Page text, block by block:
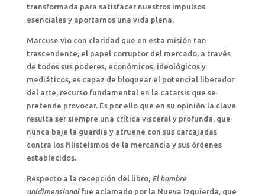
transformada para satisfacer nuestros impulsos
esenciales y aportarnos una vida plena.
Marcuse vio con claridad que en esta misión tan
trascendente, el papel corruptor del mercado, a través
de todos sus poderes, económicos, ideológicos y
mediáticos, es capaz de bloquear el potencial liberador
del arte, recurso fundamental en la catarsis que se
pretende provocar. Es por ello que en su opinión la clave
resulta ser siempre una crítica visceral y profunda, que
nunca baje la guardia y atruene con sus carcajadas
contra los filisteísmos de la mercancía y sus órdenes
establecidos.
Respecto a la recepción del libro, El hombre
unidimensional fue aclamado por la Nueva Izquierda, que